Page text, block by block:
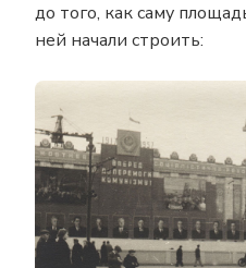
до того, как саму
ней начали строить: